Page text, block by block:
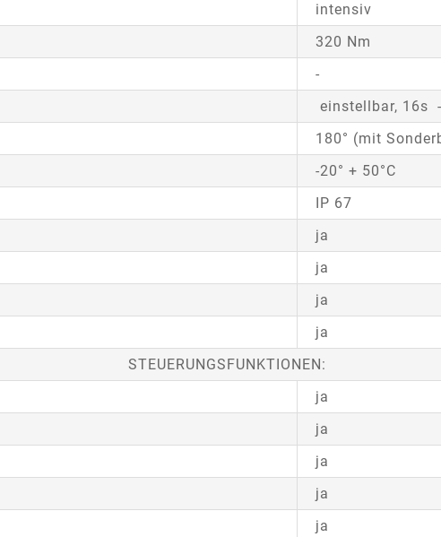
intensiv
320 Nm
-
einstellbar, 16s
180° (mit
-20° + 50°C
IP 67
ja
ja
ja
ja
STEUERUNGSFUNKTIONEN:
ja
ja
ja
ja
ja